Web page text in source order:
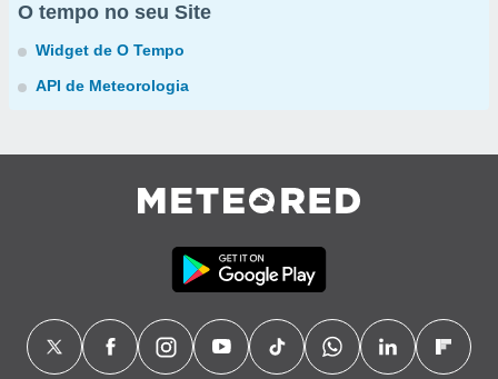
O tempo no seu Site
Widget de O Tempo
API de Meteorologia